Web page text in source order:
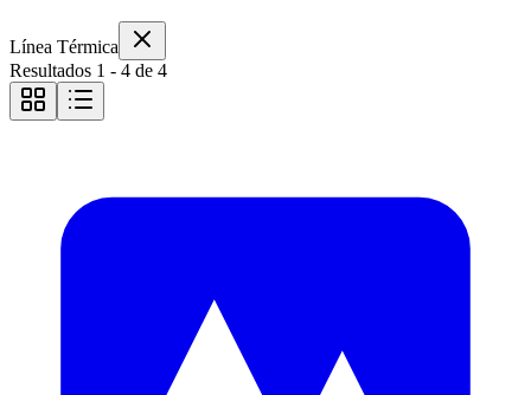
Línea Térmica
Resultados 1 - 4 de 4